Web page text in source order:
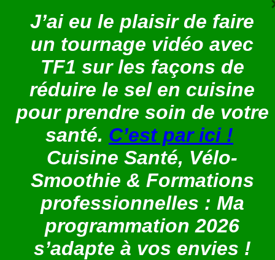
Je veux recevoir les nouveautés!
Je m'inscris pour recevoir toutes les infos sur les ateliers et
formations.
J’ai eu le plaisir de faire
un tournage vidéo avec
TF1 sur les façons de
réduire le sel en cuisine
pour prendre soin de votre
santé. C’est par ici !
Cuisine Santé, Vélo-
Smoothie & Formations
professionnelles : Ma
programmation 2026
s’adapte à vos envies !